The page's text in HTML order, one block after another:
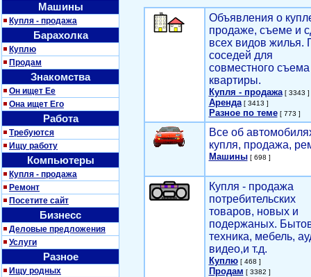
Машины
Купля - продажа
Барахолка
Куплю
Продам
Знакомства
Он ищет Ее
Она ищет Его
Работа
Требуются
Ищу работу
Компьютеры
Купля - продажа
Ремонт
Посетите сайт
Бизнесс
Деловые предложения
Услуги
Разное
Ищу родных
Объявления о
продаже, съеме и
всех видов жилья.
соседей для
совместного съема
квартиры.
Купля - продажа[ 3343 ]
Аренда[ 3413 ]
Разное по теме[ 773 ]
Все об
купля, продажа,
Машины[ 698 ]
Купля - продажа
потребительских
товаров, новых и
подержаных.
техника, мебель,
видео,и т.д.
Куплю[ 468 ]
Продам [ 3382 ]